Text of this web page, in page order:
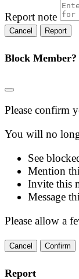
Report note
Report
Block Member?
Please confirm
You will no
See
Mention
Invite this
Message
Please allow a
Confirm
Report